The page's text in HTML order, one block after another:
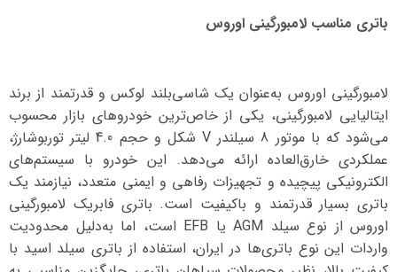
باتری مناسب لامبورگینی اوروس
لامبورگینی اوروس به‌عنوان یک شاسی‌بلند لوکس و قدرتمند از برند
ایتالیایی لامبورگینی، یکی از خاص‌ترین خودروهای بازار محسوب
می‌شود که با موتور 8 سیلندر V شکل و حجم 4.0 لیتر توربوشارژ،
عملکردی خارق‌العاده ارائه می‌دهد. این خودرو با سیستم‌های
الکترونیکی پیچیده و تجهیزات رفاهی و ایمنی متعدد، نیازمند یک
باتری بسیار قدرتمند و باکیفیت است. باتری فابریک لامبورگینی
اوروس از نوع سیلد AGM یا EFB است، اما به‌دلیل محدودیت
واردات این نوع باتری‌ها در ایران، استفاده از باتری سیلد اسید با